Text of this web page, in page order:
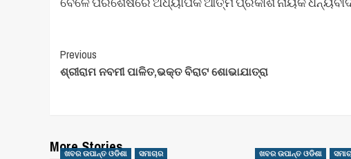
Post
Navigation
Previous
ଶ୍ରୀରାମ ନବମୀ ପାଳିତ,ଭକ୍ତ ବିରାଟ ଶୋଭାଯାତ୍ରା
More Stories
ଖବର ଉପାନ୍ତ ଓଡିଶା ସମାଚାର ଖବର ଉପାନ୍ତ ଓଡିଶା